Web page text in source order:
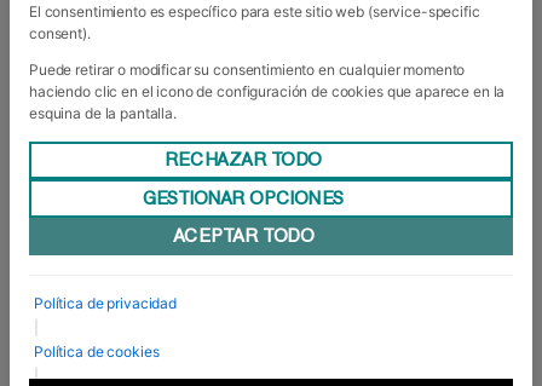
Las prácticas de Brighton cada vez
más cerca…
Los alumnos de 3º de los Grados de Marketing y
Finanzas y de Asistencia Internacional de
Navarra han iniciado hoy sus entrevistas
con Jeanette Felton, Managing Director de la
encargada de la gestión de las ...
El consentimiento es específico para este sitio web (service-specific
consent).
Puede retirar o modificar su consentimiento en cualquier momento
haciendo clic en el icono de configuración de cookies que aparece en la
esquina de la pantalla.
Utilizamos 1 socios. Ver lista completa de socios
RECHAZAR TODO
GESTIONAR OPCIONES
ACEPTAR TODO
Política de privacidad
Política de cookies
|